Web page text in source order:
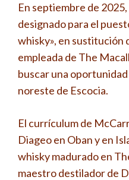
En septiembre de
designado para el
whisky», en sustitución
empleada de The
buscar una oportunidad
noreste de Escocia.
El currículum de
Diageo en Oban y en
whisky madurado en
maestro destilador de